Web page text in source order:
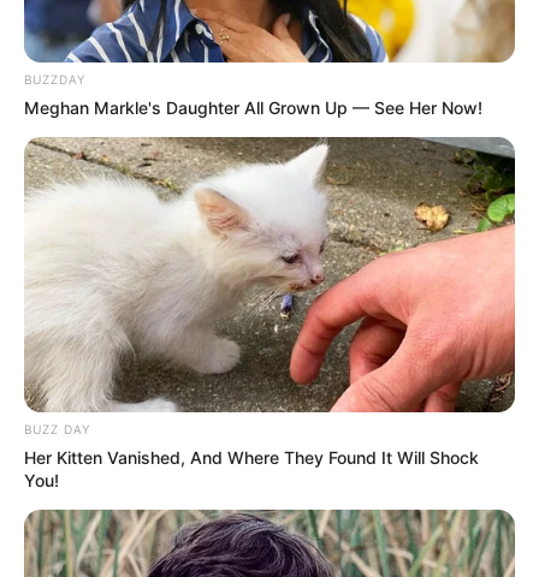
4. Saking jahilnya, ada saja pemilik yang
memakaikan baju duyung seperti ini. Kelihatannya
sih dia sebal ya
BUZZDAY
Meghan Markle's Daughter All Grown Up — See Her Now!
BUZZ DAY
Her Kitten Vanished, And Where They Found It Will Shock
You!